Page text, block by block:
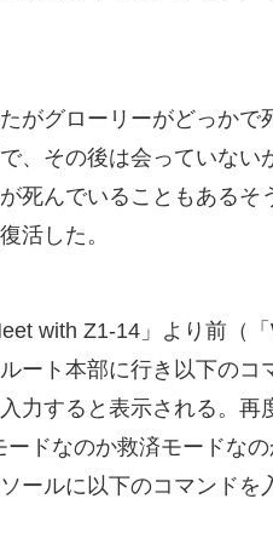
がグローリーがどっか
、その後は会っていな
死んでいることもある
活した。
with Z1-14」より前（
ート本部に行き以下の
力すると表示される。再
ドなのか救済モードな
ールに以下のコマンドを